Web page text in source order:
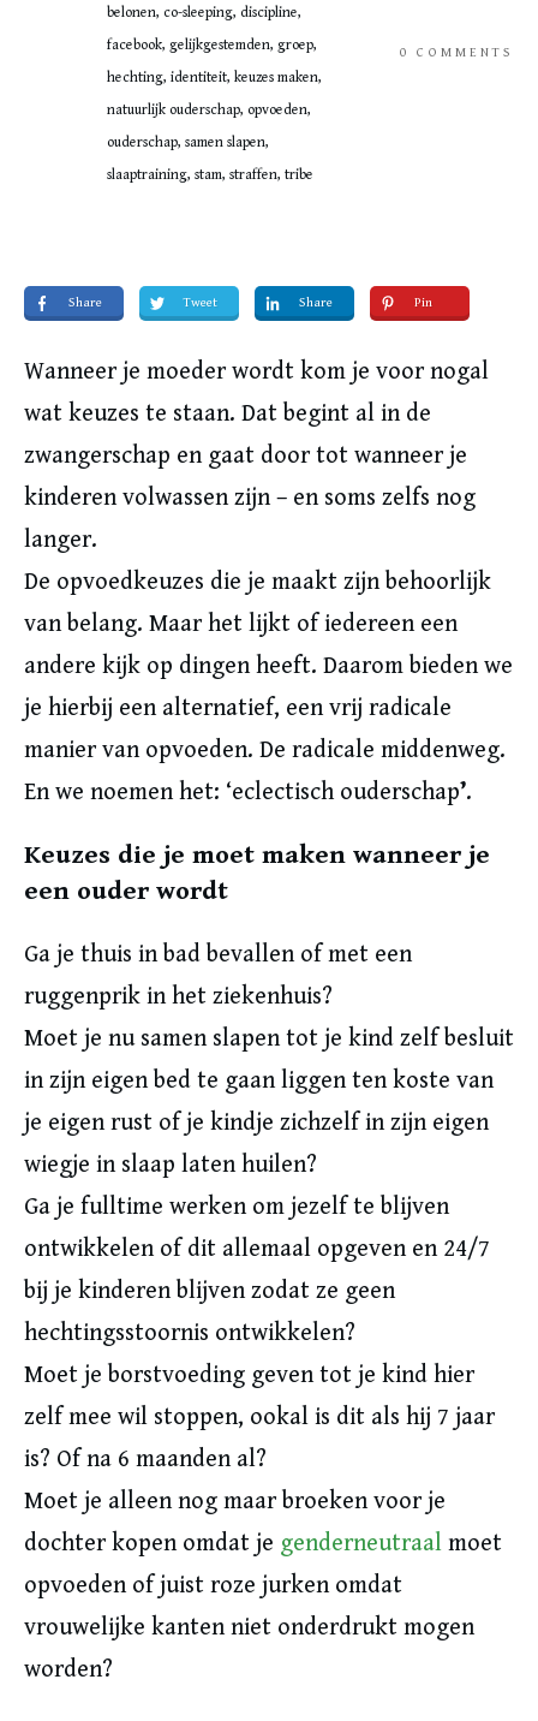
belonen, co-sleeping, discipline,
facebook, gelijkgestemden, groep,
hechting, identiteit, keuzes maken,
natuurlijk ouderschap, opvoeden,
ouderschap, samen slapen,
slaaptraining, stam, straffen, tribe
0 COMMENTS
Share Tweet Share Pin
Wanneer je moeder wordt kom je voor nogal
wat keuzes te staan. Dat begint al in de
zwangerschap en gaat door tot wanneer je
kinderen volwassen zijn – en soms zelfs nog
langer.
De opvoedkeuzes die je maakt zijn behoorlijk
van belang. Maar het lijkt of iedereen een
andere kijk op dingen heeft. Daarom bieden we
je hierbij een alternatief, een vrij radicale
manier van opvoeden. De radicale middenweg.
En we noemen het: ‘eclectisch ouderschap’.
Keuzes die je moet maken wanneer je
een ouder wordt
Ga je thuis in bad bevallen of met een
ruggenprik in het ziekenhuis?
Moet je nu samen slapen tot je kind zelf besluit
in zijn eigen bed te gaan liggen ten koste van
je eigen rust of je kindje zichzelf in zijn eigen
wiegje in slaap laten huilen?
Ga je fulltime werken om jezelf te blijven
ontwikkelen of dit allemaal opgeven en 24/7
bij je kinderen blijven zodat ze geen
hechtingsstoornis ontwikkelen?
Moet je borstvoeding geven tot je kind hier
zelf mee wil stoppen, ookal is dit als hij 7 jaar
is? Of na 6 maanden al?
Moet je alleen nog maar broeken voor je
dochter kopen omdat je genderneutraal moet
opvoeden of juist roze jurken omdat
vrouwelijke kanten niet onderdrukt mogen
worden?